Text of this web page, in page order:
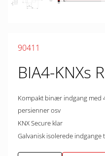
90411
BIA4-KNXs
Kompakt binær indgang med
persienner osv
KNX Secure klar
Galvanisk isolerede